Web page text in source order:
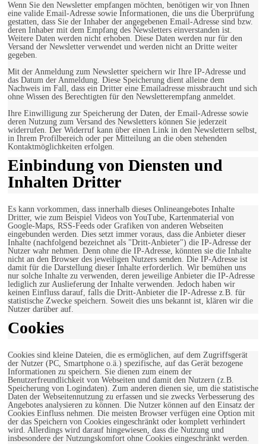
Wenn Sie den Newsletter empfangen möchten, benötigen wir von Ihnen
eine valide Email-Adresse sowie Informationen, die uns die Überprüfung
gestatten, dass Sie der Inhaber der angegebenen Email-Adresse sind bzw.
deren Inhaber mit dem Empfang des Newsletters einverstanden ist.
Weitere Daten werden nicht erhoben. Diese Daten werden nur für den
Versand der Newsletter verwendet und werden nicht an Dritte weiter
gegeben.
Mit der Anmeldung zum Newsletter speichern wir Ihre IP-Adresse und
das Datum der Anmeldung. Diese Speicherung dient alleine dem
Nachweis im Fall, dass ein Dritter eine Emailadresse missbraucht und sich
ohne Wissen des Berechtigten für den Newsletterempfang anmeldet.
Ihre Einwilligung zur Speicherung der Daten, der Email-Adresse sowie
deren Nutzung zum Versand des Newsletters können Sie jederzeit
widerrufen. Der Widerruf kann über einen Link in den Newslettern selbst,
in Ihrem Profilbereich oder per Mitteilung an die oben stehenden
Kontaktmöglichkeiten erfolgen.
Einbindung von Diensten und
Inhalten Dritter
Es kann vorkommen, dass innerhalb dieses Onlineangebotes Inhalte
Dritter, wie zum Beispiel Videos von YouTube, Kartenmaterial von
Google-Maps, RSS-Feeds oder Grafiken von anderen Webseiten
eingebunden werden. Dies setzt immer voraus, dass die Anbieter dieser
Inhalte (nachfolgend bezeichnet als "Dritt-Anbieter") die IP-Adresse der
Nutzer wahr nehmen. Denn ohne die IP-Adresse, könnten sie die Inhalte
nicht an den Browser des jeweiligen Nutzers senden. Die IP-Adresse ist
damit für die Darstellung dieser Inhalte erforderlich. Wir bemühen uns
nur solche Inhalte zu verwenden, deren jeweilige Anbieter die IP-Adresse
lediglich zur Auslieferung der Inhalte verwenden. Jedoch haben wir
keinen Einfluss darauf, falls die Dritt-Anbieter die IP-Adresse z.B. für
statistische Zwecke speichern. Soweit dies uns bekannt ist, klären wir die
Nutzer darüber auf.
Cookies
Cookies sind kleine Dateien, die es ermöglichen, auf dem Zugriffsgerät
der Nutzer (PC, Smartphone o.ä.) spezifische, auf das Gerät bezogene
Informationen zu speichern. Sie dienen zum einem der
Benutzerfreundlichkeit von Webseiten und damit den Nutzern (z.B.
Speicherung von Logindaten). Zum anderen dienen sie, um die statistische
Daten der Webseitennutzung zu erfassen und sie zwecks Verbesserung des
Angebotes analysieren zu können. Die Nutzer können auf den Einsatz der
Cookies Einfluss nehmen. Die meisten Browser verfügen eine Option mit
der das Speichern von Cookies eingeschränkt oder komplett verhindert
wird. Allerdings wird darauf hingewiesen, dass die Nutzung und
insbesondere der Nutzungskomfort ohne Cookies eingeschränkt werden.